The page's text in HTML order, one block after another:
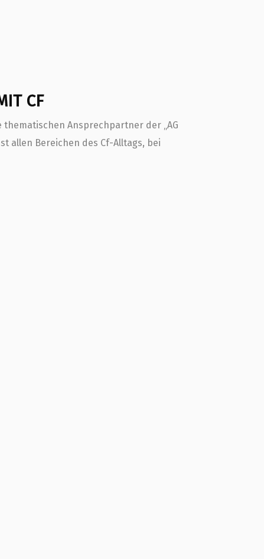
CF
Ansprechpartner der „AG
allen Bereichen des Cf-Alltags, bei